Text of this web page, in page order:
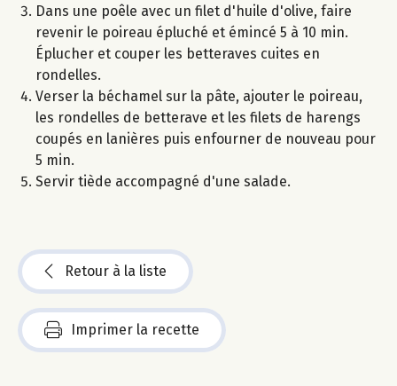
Dans une poêle avec un filet d'huile d'olive, faire
revenir le poireau épluché et émincé 5 à 10 min.
Éplucher et couper les betteraves cuites en
rondelles.
Verser la béchamel sur la pâte, ajouter le poireau,
les rondelles de betterave et les filets de harengs
coupés en lanières puis enfourner de nouveau pour
5 min.
Servir tiède accompagné d'une salade.
Retour à la liste
Imprimer la recette